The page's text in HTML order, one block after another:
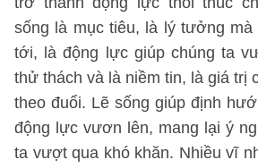
sống là mục tiêu, là lý tưởng
tới, là động lực giúp chúng ta
thử thách và là niềm tin, là giá trị
theo đuổi. Lẽ sống giúp định
động lực vươn lên, mang lại ý
ta vượt qua khó khăn. Nhiều vĩ